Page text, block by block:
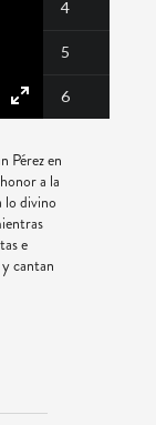
Enter
4
5
6
Pérez en
a la
lo divino
e
cantan